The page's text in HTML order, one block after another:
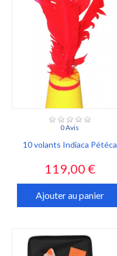
0 Avis
10 volants Indiaca Pétéca
Prix
119,00 €
Ajouter au panier